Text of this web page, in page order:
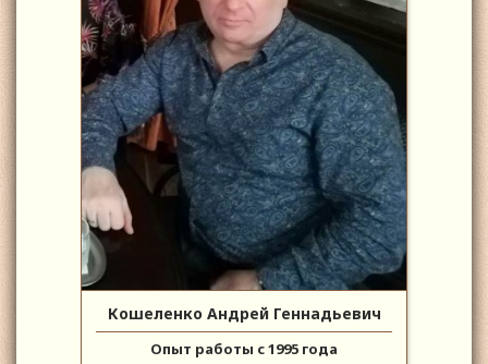
Кошеленко Андрей Геннадьевич
Опыт работы с 1995 года